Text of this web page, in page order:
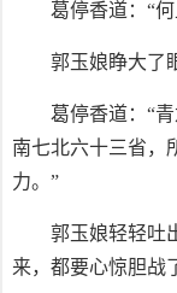
葛停香道：“
郭玉娘睁大了
葛停香道：“
南七北六十三省，
力。”
郭玉娘轻轻吐
来，都要心惊胆战